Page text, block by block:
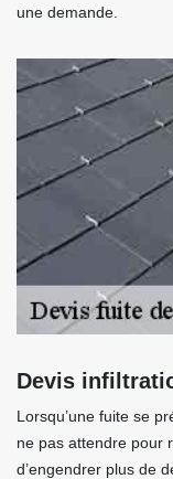
une demande.
Devis
Lorsqu’une fuite se
ne pas attendre pour
d’engendrer plus de